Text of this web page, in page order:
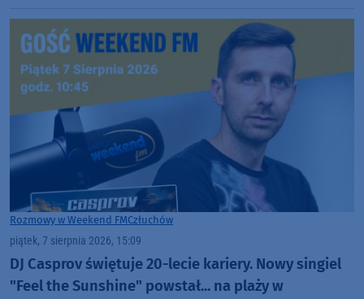
Rozmowy w Weekend FMCzłuchów
piątek, 7 sierpnia 2026, 15:09
DJ Casprov świętuje 20-lecie kariery. Nowy singiel
"Feel the Sunshine" powstał... na plaży w